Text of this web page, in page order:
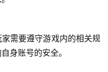
需要遵守游戏内的相关规
身账号的安全。